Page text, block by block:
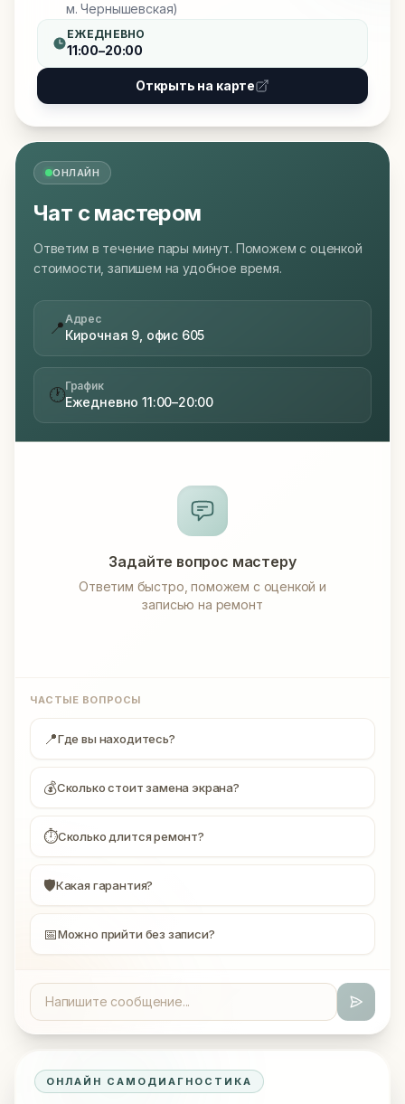
м. Чернышевская)
ЕЖЕДНЕВНО
11:00–20:00
Открыть на карте
ОНЛАЙН
Чат с мастером
Ответим в течение пары минут. Поможем с оценкой
стоимости, запишем на удобное время.
📍Адрес
Кирочная 9, офис 605
🕐График
Ежедневно 11:00–20:00
Задайте вопрос мастеру
Ответим быстро, поможем с оценкой и
записью на ремонт
ЧАСТЫЕ ВОПРОСЫ
📍Где вы находитесь?
💰Сколько стоит замена экрана?
⏱Сколько длится ремонт?
🛡Какая гарантия?
📅Можно прийти без записи?
ОНЛАЙН САМОДИАГНОСТИКА